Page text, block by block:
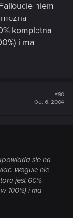
niem
kompletna
i ma
#90
Oct 6, 2004
sie na
Wogule nie
jest 60%
100%) i ma